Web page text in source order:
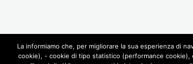
La informiamo che, per migliorare la sua esperienza di
cookie), - cookie di tipo statistico (performance cookie),